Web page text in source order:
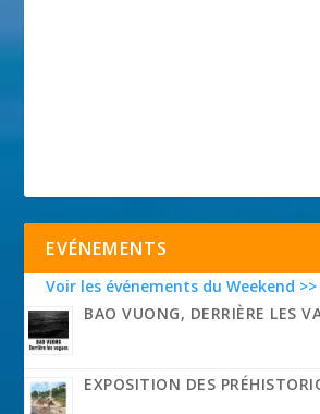
EVÉNEMENTS
Voir les événements du Weekend >>
BAO VUONG, DERRIÈRE LES
EXPOSITION DES